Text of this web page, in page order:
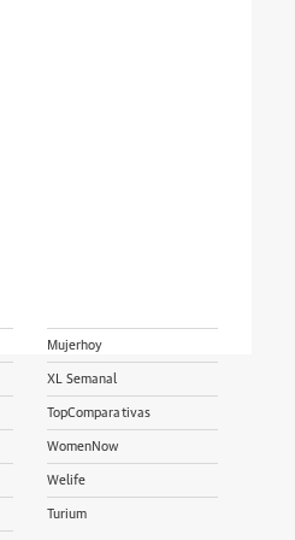
Mujerhoy
XL Semanal
TopComparativas
WomenNow
Welife
Turium